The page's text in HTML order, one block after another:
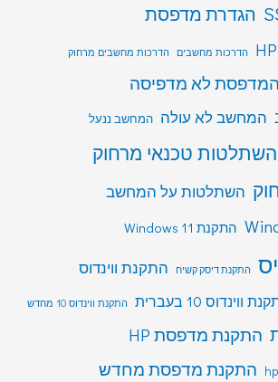
הגדרת מדפסת
הדרכות מחשבים הדרכות מחשבים מרחוק
המדפסת לא מדפיסה
המחשב לא עולה המחשב ננעל
השתלטות טכנאי מרחוק
השתלטות על המחשב
התקנת Windows 11
התקנת דיסק קשיח התקנת ווינדוס
ווינדוס 10 בעברית התקנת ווינדוס 10 מחדש
התקנת מדפסת HP
התקנת מדפסת מחדש